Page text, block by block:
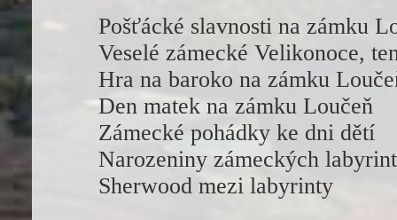
Pošťácké slavnosti na zámku
Veselé zámecké Velikonoce,
Hra na baroko na zámku
Den matek na zámku Loučeň
Zámecké pohádky ke dni dětí
Narozeniny zámeckých
Sherwood mezi labyrinty